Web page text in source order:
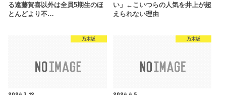
る遠藤賀喜以外は全員5期生のほ
とんどより不…
い」←こいつらの人気を井上が超
えられない理由
乃木坂 乃木坂